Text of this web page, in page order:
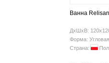
Ванна
ДхШхВ:
Форма: Угловая
Страна: